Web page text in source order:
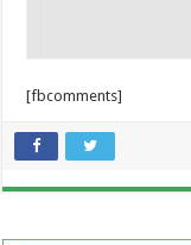
[fbcomments]